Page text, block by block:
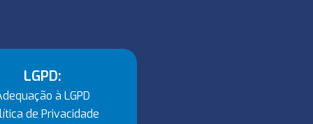
LGPD:
à LGPD
de Privacidade